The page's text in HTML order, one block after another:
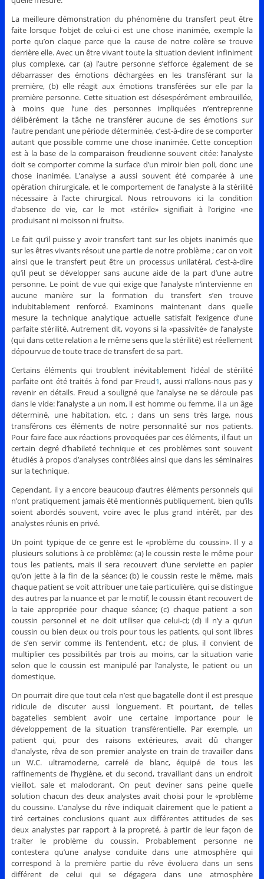
La meilleure démonstration du phénomène du transfert peut être
faite lorsque l’objet de celui-ci est une chose inanimée, exemple la
porte qu’on claque parce que la cause de notre colère se trouve
derrière elle. Avec un être vivant toute la situation devient infiniment
plus complexe, car (a) l’autre personne s’efforce également de se
débarrasser des émotions déchargées en les transférant sur la
première, (b) elle réagit aux émotions transférées sur elle par la
première personne. Cette situation est désespérément embrouillée,
à moins que l’une des personnes impliquées n’entreprenne
délibérément la tâche ne transférer aucune de ses émotions sur
l’autre pendant une période déterminée, c’est-à-dire de se comporter
autant que possible comme une chose inanimée. Cette conception
est à la base de la comparaison freudienne souvent citée: l’analyste
doit se comporter comme la surface d’un miroir bien poli, donc une
chose inanimée. L’analyse a aussi souvent été comparée à une
opération chirurgicale, et le comportement de l’analyste à la stérilité
nécessaire à l’acte chirurgical. Nous retrouvons ici la condition
d’absence de vie, car le mot «stérile» signifiait à l’origine «ne
produisant ni moisson ni fruits».
Le fait qu’il puisse y avoir transfert tant sur les objets inanimés que
sur les êtres vivants résout une partie de notre problème ; car on voit
ainsi que le transfert peut être un processus unilatéral, c’est-à-dire
qu’il peut se développer sans aucune aide de la part d’une autre
personne. Le point de vue qui exige que l’analyste n’intervienne en
aucune manière sur la formation du transfert s’en trouve
indubitablement renforcé. Examinons maintenant dans quelle
mesure la technique analytique actuelle satisfait l’exigence d’une
parfaite stérilité. Autrement dit, voyons si la «passivité» de l’analyste
(qui dans cette relation a le même sens que la stérilité) est réellement
dépourvue de toute trace de transfert de sa part.
Certains éléments qui troublent inévitablement l’idéal de stérilité
parfaite ont été traités à fond par Freud1, aussi n’allons-nous pas y
revenir en détails. Freud a souligné que l’analyse ne se déroule pas
dans le vide: l’analyste a un nom, il est homme ou femme, il a un âge
déterminé, une habitation, etc. ; dans un sens très large, nous
transférons ces éléments de notre personnalité sur nos patients.
Pour faire face aux réactions provoquées par ces éléments, il faut un
certain degré d’habileté technique et ces problèmes sont souvent
étudiés à propos d’analyses contrôlées ainsi que dans les séminaires
sur la technique.
Cependant, il y a encore beaucoup d’autres éléments personnels qui
n’ont pratiquement jamais été mentionnés publiquement, bien qu’ils
soient abordés souvent, voire avec le plus grand intérêt, par des
analystes réunis en privé.
Un point typique de ce genre est le «problème du coussin». Il y a
plusieurs solutions à ce problème: (a) le coussin reste le même pour
tous les patients, mais il sera recouvert d’une serviette en papier
qu’on jette à la fin de la séance; (b) le coussin reste le même, mais
chaque patient se voit attribuer une taie particulière, qui se distingue
des autres par la nuance et par le motif, le coussin étant recouvert de
la taie appropriée pour chaque séance; (c) chaque patient a son
coussin personnel et ne doit utiliser que celui-ci; (d) il n’y a qu’un
coussin ou bien deux ou trois pour tous les patients, qui sont libres
de s’en servir comme ils l’entendent, etc.; de plus, il convient de
multiplier ces possibilités par trois au moins, car la situation varie
selon que le coussin est manipulé par l’analyste, le patient ou un
domestique.
On pourrait dire que tout cela n’est que bagatelle dont il est presque
ridicule de discuter aussi longuement. Et pourtant, de telles
bagatelles semblent avoir une certaine importance pour le
développement de la situation transférentielle. Par exemple, un
patient qui, pour des raisons extérieures, avait dû changer
d’analyste, rêva de son premier analyste en train de travailler dans
un W.C. ultramoderne, carrelé de blanc, équipé de tous les
raffinements de l’hygiène, et du second, travaillant dans un endroit
vieillot, sale et malodorant. On peut deviner sans peine quelle
solution chacun des deux analystes avait choisi pour le «problème
du coussin». L’analyse du rêve indiquait clairement que le patient a
tiré certaines conclusions quant aux différentes attitudes de ses
deux analystes par rapport à la propreté, à partir de leur façon de
traiter le problème du coussin. Probablement personne ne
contestera qu’une analyse conduite dans une atmosphère qui
correspond à la première partie du rêve évoluera dans un sens
différent de celui qui se dégagera dans une atmosphère